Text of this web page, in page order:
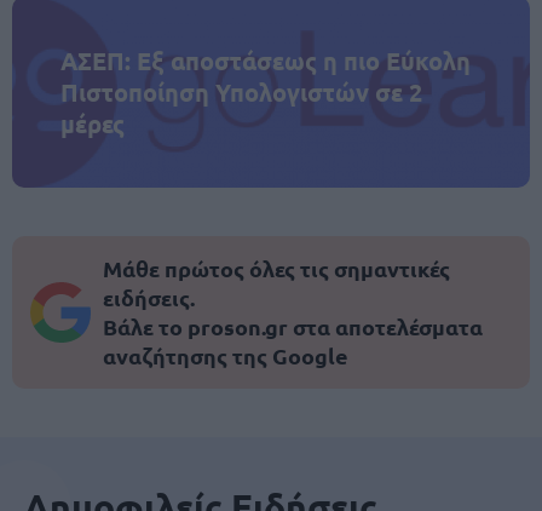
ΑΣΕΠ: Εξ αποστάσεως η πιο Εύκολη
Πιστοποίηση Υπολογιστών σε 2
μέρες
Μάθε πρώτος όλες τις σημαντικές
ειδήσεις.
Βάλε το proson.gr στα αποτελέσματα
αναζήτησης της Google